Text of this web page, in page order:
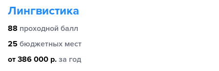
Лингвистика
88 проходной балл
25 бюджетных мест
от 386 000 р. за год